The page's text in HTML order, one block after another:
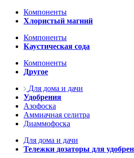
Компоненты
Хлористый магний
Компоненты
Каустическая сода
Компоненты
Другое
Для дома и дачи
Удобрения
Азофоска
Аммиачная селитра
Диаммофоска
Для дома и дачи
Тележки дозаторы для